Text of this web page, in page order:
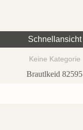
Schnellansicht
Keine Kategorie
Brautlkeid 82595